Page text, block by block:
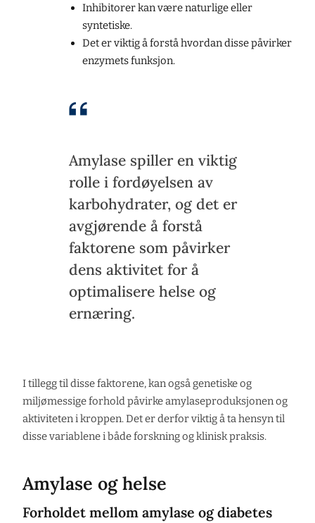
Inhibitorer kan være naturlige eller
syntetiske.
Det er viktig å forstå hvordan disse påvirker
enzymets funksjon.
Amylase spiller en viktig
rolle i fordøyelsen av
karbohydrater, og det er
avgjørende å forstå
faktorene som påvirker
dens aktivitet for å
optimalisere helse og
ernæring.
I tillegg til disse faktorene, kan også genetiske og
miljømessige forhold påvirke amylaseproduksjonen og
aktiviteten i kroppen. Det er derfor viktig å ta hensyn til
disse variablene i både forskning og klinisk praksis.
Amylase og helse
Forholdet mellom amylase og diabetes